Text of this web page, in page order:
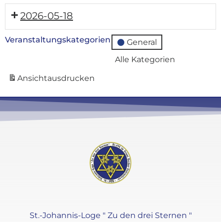
2026-05-18
Veranstaltungskategorien
General
Alle Kategorien
Ansichtausdrucken
St.-Johannis-Loge " Zu den drei Sternen "